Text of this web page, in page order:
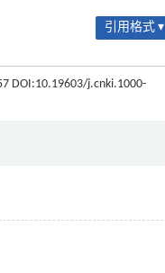
引用格式 ▾
DOI:10.19603/j.cnki.1000-